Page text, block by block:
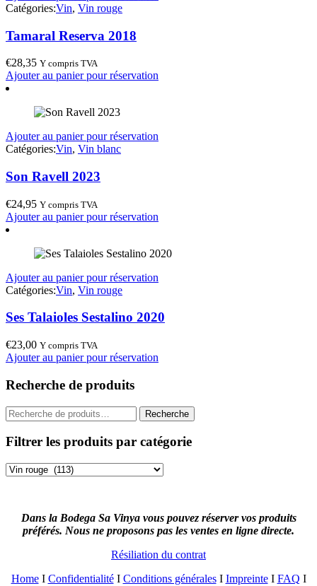
Catégories:Vin, Vin rouge
Tamaral Reserva 2018
€28,35 Y compris TVA
Ajouter au panier pour réservation
Ajouter au panier pour réservation
Catégories:Vin, Vin blanc
Son Ravell 2023
€24,95 Y compris TVA
Ajouter au panier pour réservation
Ajouter au panier pour réservation
Catégories:Vin, Vin rouge
Ses Talaioles Sestalino 2020
€23,00 Y compris TVA
Ajouter au panier pour réservation
Recherche de produits
Recherche
pour :
Recherche
Filtrer les produits par catégorie
Dans la Bodega Sa Vinya vous pouvez réserver vos produits
préférés. Nous ne proposons pas les ventes en ligne directe.
Résiliation du contrat
HomeI ConfidentialitéI Conditions généralesI ImpreinteI FAQ I